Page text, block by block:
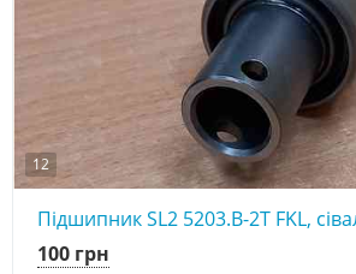
12
Підшипник SL2 5203.B-2T FKL,
100 грн